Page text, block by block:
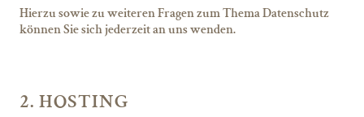
Hierzu sowie zu weiteren Fragen zum Thema Datenschutz
können Sie sich jederzeit an uns wenden.
2. HOSTING